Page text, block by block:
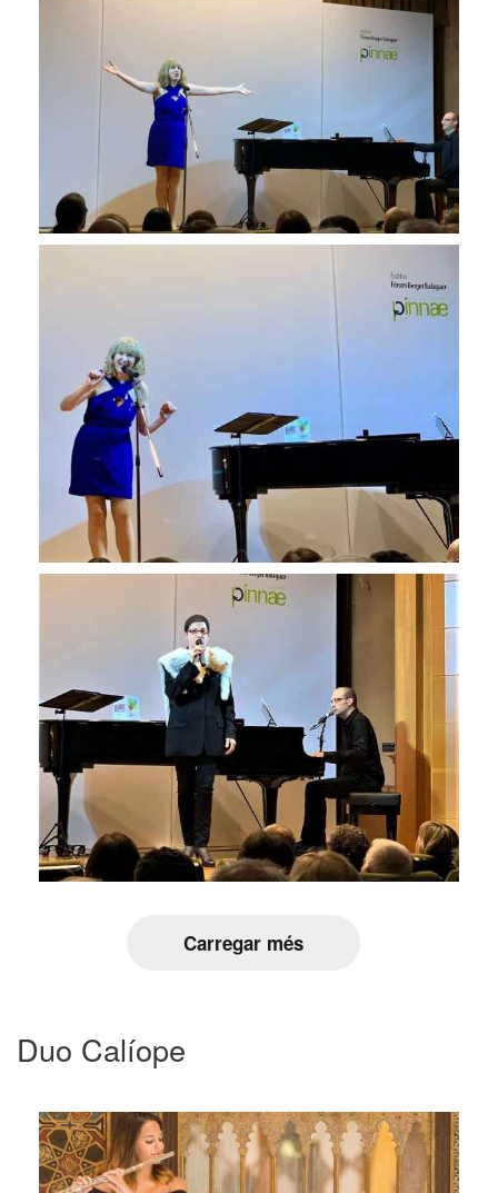
Carregar més
Duo Calíope